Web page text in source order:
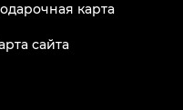
карта
сайта